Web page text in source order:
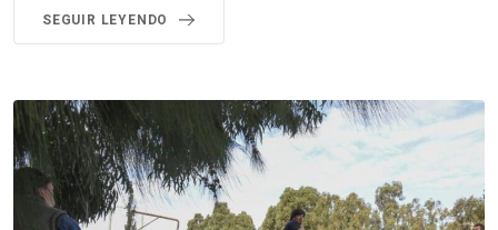
SEGUIR LEYENDO